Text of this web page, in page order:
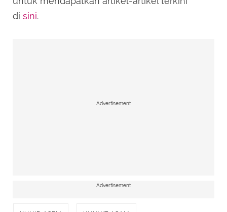
kunyit dapat mempercepat proses
di sini.
Advertisement
Advertisement